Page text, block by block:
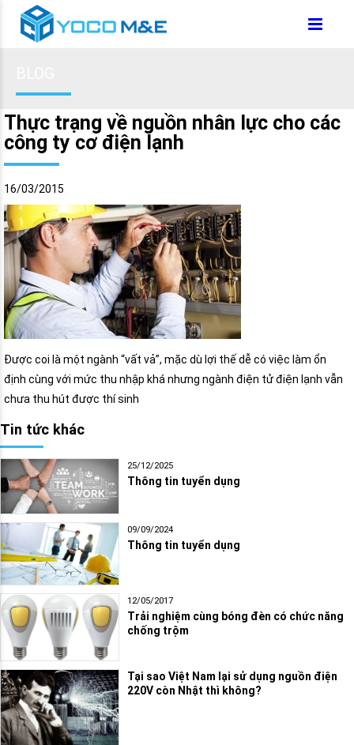
Thực trạng về nguồn nhân lực cho các
công ty cơ điện lạnh
16/03/2015
Được coi là một ngành “vất vả”, mặc dù lợi thế dễ có việc làm ổn
định cùng với mức thu nhập khá nhưng ngành điện tử điện lạnh vẫn
chưa thu hút được thí sinh
Tin tức khác
25/12/2025
Thông tin tuyển dụng
09/09/2024
Thông tin tuyển dụng
12/05/2017
Trải nghiệm cùng bóng đèn có chức năng
chống trộm
Tại sao Việt Nam lại sử dụng nguồn điện
220V còn Nhật thì không?